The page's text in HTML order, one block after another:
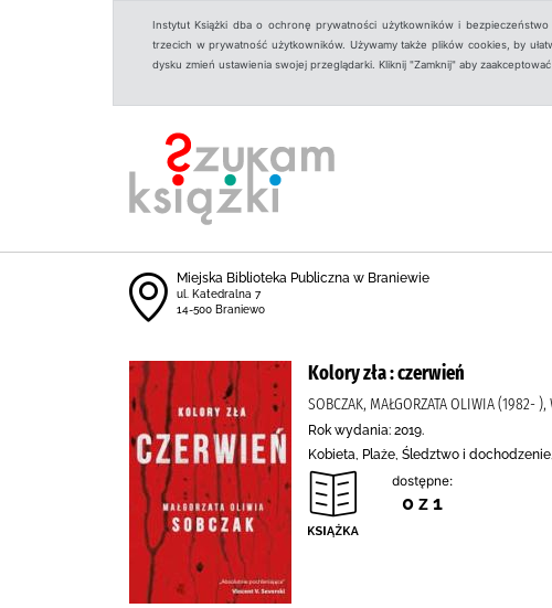
Instytut Książki dba o ochronę prywatności użytkowników i
trzecich w prywatność użytkowników. Używamy także plików cookies, by
dysku zmień ustawienia swojej przeglądarki. Kliknij "Zamknij" aby
Miejska Biblioteka Publiczna w Braniewie
ul. Katedralna 7
14-500 Braniewo
Kolory zła : czerwień
SOBCZAK, MAŁGORZATA OLIWIA (1982- ),
Rok wydania: 2019.
Kobieta, Plaże, Śledztwo i
dostępne:
0 z 1